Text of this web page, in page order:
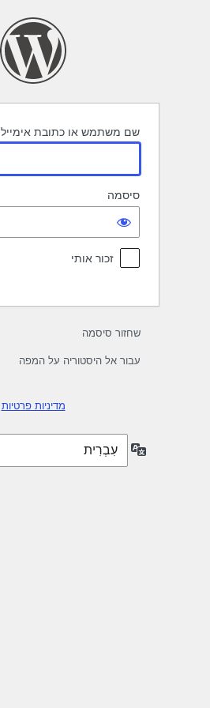
שם משתמש או כתובת אימייל
סיסמה
זכור אותי
שחזור סיסמה
עבור אל היסטוריה על המפה
מדיניות פרטיות
שפה